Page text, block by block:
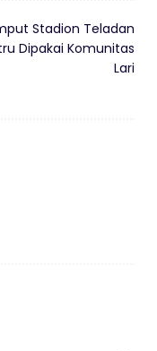
Stadion Teladan
Dipakai Komunitas
Lari